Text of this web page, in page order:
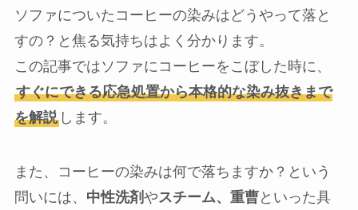
ソファについたコーヒーの染みはどうやって落と
すの？と焦る気持ちはよく分かります。
この記事ではソファにコーヒーをこぼした時に、
すぐにできる応急処置から本格的な染み抜きまで
を解説します。
また、コーヒーの染みは何で落ちますか？という
問いには、 中性洗剤やスチーム、重曹といった具